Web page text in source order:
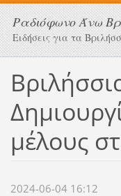
Ραδιόφωνο Άνω
Ειδήσεις για τα
μέλους
2024-06-04 16:12